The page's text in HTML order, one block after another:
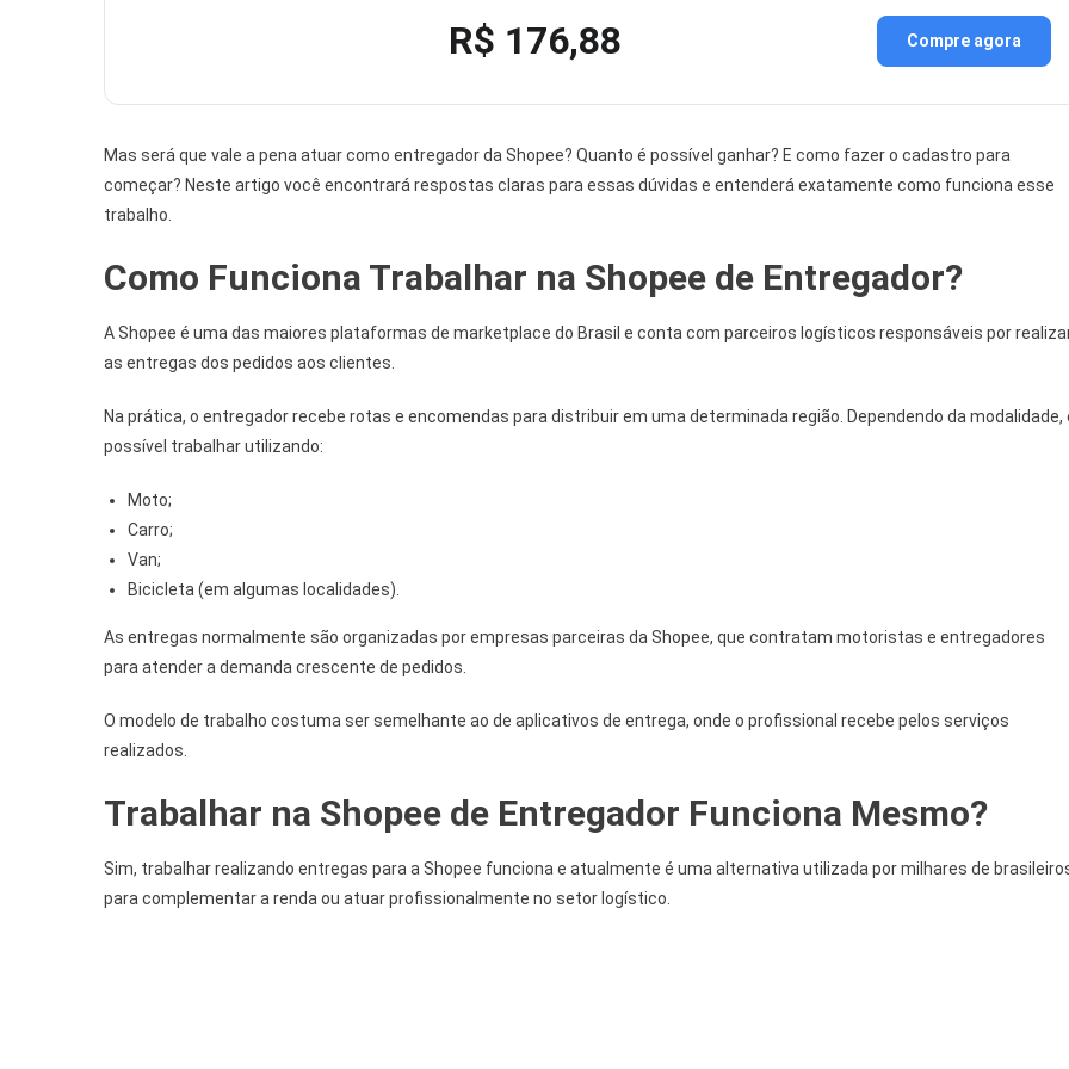
R$ 176,88 Compre agora
Mas será que vale a pena atuar como entregador da Shopee? Quanto é possível ganhar? E como fazer o cadastro para
começar? Neste artigo você encontrará respostas claras para essas dúvidas e entenderá exatamente como funciona esse
trabalho.
Como Funciona Trabalhar na Shopee de Entregador?
A Shopee é uma das maiores plataformas de marketplace do Brasil e conta com parceiros logísticos responsáveis por
as entregas dos pedidos aos clientes.
Na prática, o entregador recebe rotas e encomendas para distribuir em uma determinada região. Dependendo da modalidade,
possível trabalhar utilizando:
Moto;
Carro;
Van;
Bicicleta (em algumas localidades).
As entregas normalmente são organizadas por empresas parceiras da Shopee, que contratam motoristas e entregadores
para atender a demanda crescente de pedidos.
O modelo de trabalho costuma ser semelhante ao de aplicativos de entrega, onde o profissional recebe pelos serviços
realizados.
Trabalhar na Shopee de Entregador Funciona Mesmo?
Sim, trabalhar realizando entregas para a Shopee funciona e atualmente é uma alternativa utilizada por milhares de
para complementar a renda ou atuar profissionalmente no setor logístico.